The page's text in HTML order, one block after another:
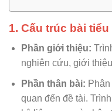
1. Cấu trúc bài
Phần giới thiệu:
nghiên cứu, giới
Phần thân bài:
quan đến đề tài.